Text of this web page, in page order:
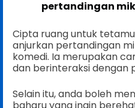
pertandingan
Cipta ruang untuk
anjurkan pertandingan
komedi. Ia merupakan
dan berinteraksi dengan
Selain itu, anda boleh